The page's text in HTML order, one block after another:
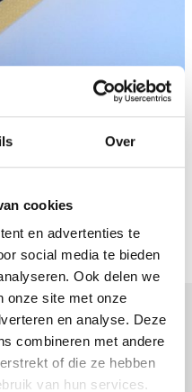
Over
cookies
en advertenties te
social media te bieden
Ook delen we
onze site met onze
en analyse. Deze
combineren met andere
of die ze hebben
van hun services.